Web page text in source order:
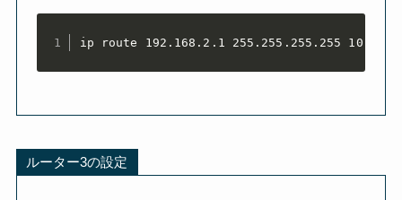
ip route 192.168.2.1 255.255.255.255
ルーター3の設定